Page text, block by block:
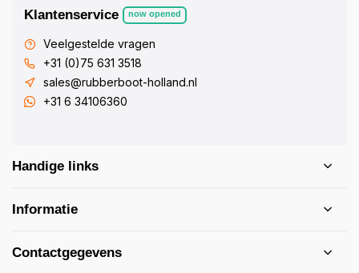
Klantenservice now opened
Veelgestelde vragen
+31 (0)75 631 3518
sales@rubberboot-holland.nl
+31 6 34106360
Handige links
Informatie
Contactgegevens